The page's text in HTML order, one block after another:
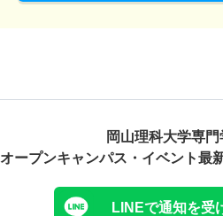
岡山理科大学専
オープンキャンパス・ イベント最
LINEで通知を受